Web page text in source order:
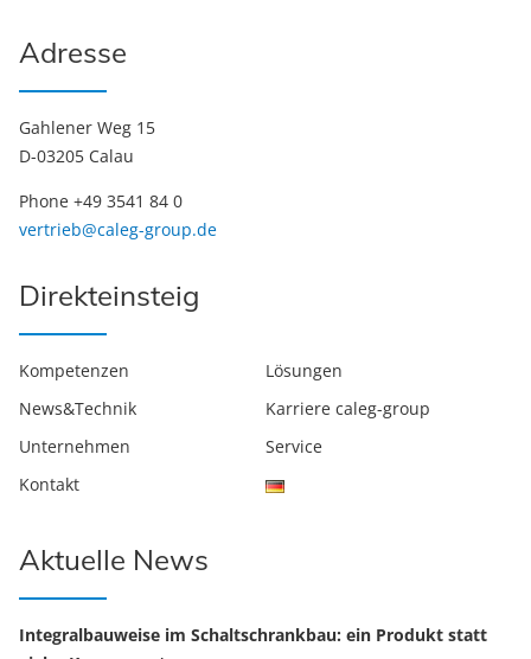
Adresse
Gahlener Weg 15
D-03205 Calau
Phone +49 3541 84 0
vertrieb@caleg-group.de
Direkteinsteig
Kompetenzen
Lösungen
News&Technik
Karriere caleg-group
Unternehmen
Service
Kontakt
Aktuelle News
Integralbauweise im Schaltschrankbau: ein Produkt statt